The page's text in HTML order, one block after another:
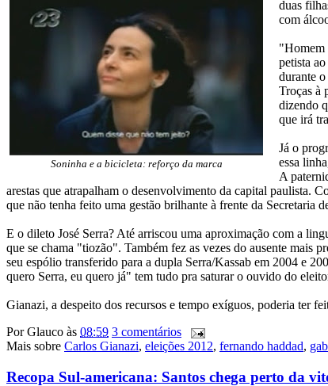
Soninha e a bicicleta: reforço da marca
duas
com
"Homem
petista
durante
Troças à
dizendo
que irá
Já o
essa
A
arestas que atrapalham o desenvolvimento da capital paulista.
que não tenha feito uma gestão brilhante à frente da Secretaria
E o dileto José Serra? Até arriscou uma aproximação com a
que se chama "tiozão". Também fez as vezes do ausente mais
seu espólio transferido para a dupla Serra/Kassab em 2004 e
quero Serra, eu quero já" tem tudo pra saturar o ouvido do
Gianazi, a despeito dos recursos e tempo exíguos, poderia ter
PorGlauco às 08:59 3 comentários
Mais sobre Carlos Gianazi, eleições 2012, fernando haddad,
Recopa Sul-americana: Santos chega perto da